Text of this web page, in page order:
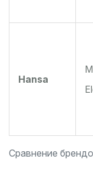
Сравнение
Hansa